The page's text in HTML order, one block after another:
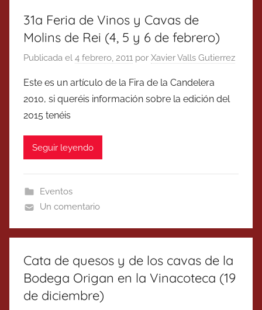
31a Feria de Vinos y Cavas de
Molins de Rei (4, 5 y 6 de febrero)
Publicada el 4 febrero, 2011 por Xavier Valls Gutierrez
Este es un artículo de la Fira de la Candelera
2010, si queréis información sobre la edición del
2015 tenéis
Seguir leyendo
Eventos
Un comentario
Cata de quesos y de los cavas de la
Bodega Origan en la Vinacoteca (19
de diciembre)